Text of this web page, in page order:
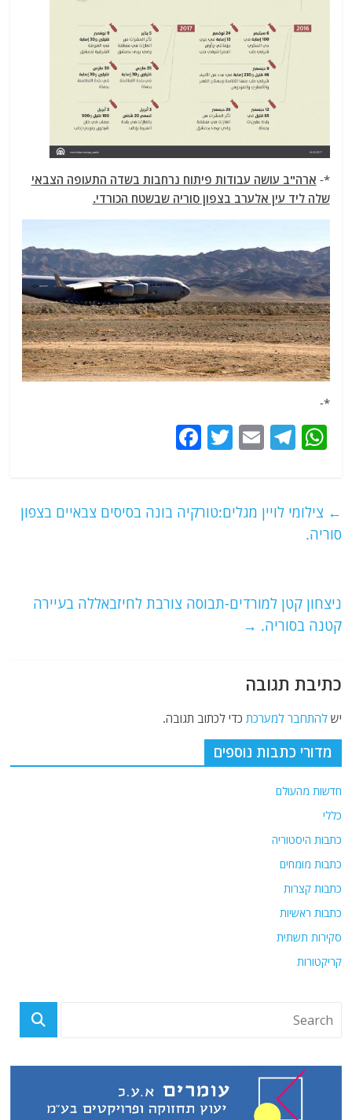
*- ארה"ב עושה עבודות פיתוח נרחבות בשדה התעופה הצבאי
שלה ליד עין אלערב בצפון סוריה שבשטח הכורדי.
*-
W
s
T
g
E
l
T
er
e
k
← צילומי לויין מגלים:טורקיה בונה בסיסים צבאיים בצפון
סוריה.
ניצחון קטן למורדים-תבוסה צורבת לחיזבאללה בעיירה
קטנה בסוריה. →
כתיבת תגובה
ישלהתחבר למערכת כדי לכתוב תגובה.
מדורי כתבות נוספים
חדשות מהעולם
כללי
כתבות היסטוריה
כתבות מומחים
כתבות קצרות
כתבות ראשיות
סקירות תשתית
קריקטורות